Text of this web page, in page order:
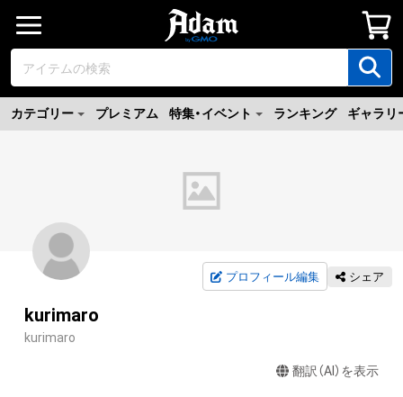
カテゴリー プレミアム 特集・イベント ランキング ギャラリ
プロフィール編集 シェア
kurimaro
kurimaro
翻訳（AI）を表示